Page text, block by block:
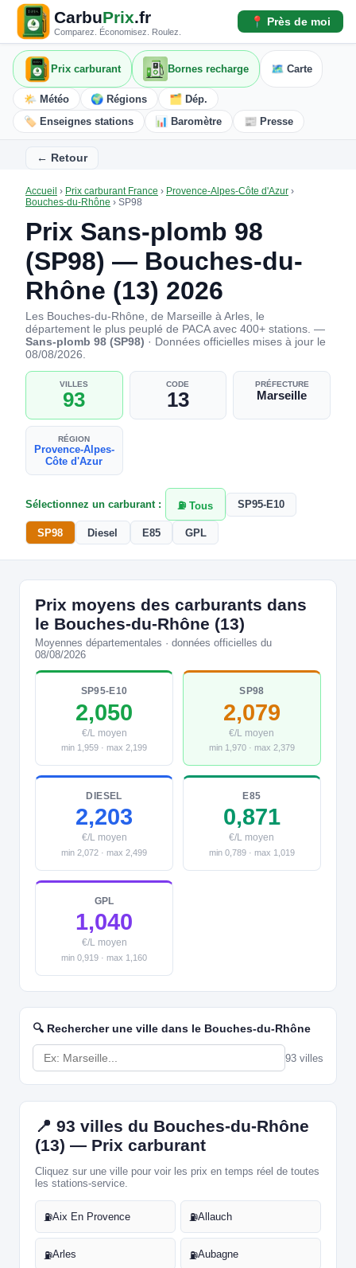
CarbuPrix.fr
Comparez. Économisez. Roulez.
📍 Près de moi
Prix carburant Bornes recharge 🗺️ Carte
🌤️ Météo 🌍 Régions
🗂️ Dép.
🏷️ Enseignes stations
📊 Baromètre 📰 Presse
← Retour
Accueil › Prix carburant France › Provence-Alpes-Côte d'Azur ›
Bouches-du-Rhône › SP98
Prix Sans-plomb 98
(SP98) — Bouches-du-
Rhône (13) 2026
Les Bouches-du-Rhône, de Marseille à Arles, le
département le plus peuplé de PACA avec 400+ stations. —
Sans-plomb 98 (SP98) · Données officielles mises à jour le
08/08/2026.
VILLES
93
CODE
13
PRÉFECTURE
Marseille
RÉGION
Provence-Alpes-
Côte d'Azur
Sélectionnez un carburant : ⛽ Tous SP95-E10
SP98 Diesel E85 GPL
Prix moyens des carburants dans
le Bouches-du-Rhône (13)
Moyennes départementales · données officielles du
08/08/2026
SP95-E10
2,050
€/L moyen
min 1,959 · max 2,199
SP98
2,079
€/L moyen
min 1,970 · max 2,379
DIESEL
2,203
€/L moyen
min 2,072 · max 2,499
E85
0,871
€/L moyen
min 0,789 · max 1,019
GPL
1,040
€/L moyen
min 0,919 · max 1,160
🔍 Rechercher une ville dans le Bouches-du-Rhône
93 villes
📍 93 villes du Bouches-du-Rhône
(13) — Prix carburant
Cliquez sur une ville pour voir les prix en temps réel de toutes
les stations-service.
⛽Aix En Provence ⛽Allauch
⛽Arles ⛽Aubagne